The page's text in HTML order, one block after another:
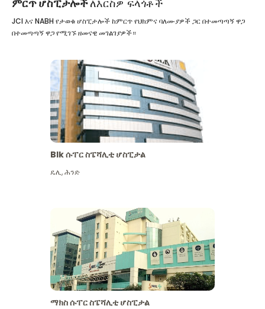
ምርጥ ሆስፒታሎችለእርስዎ ፍላጎቶች
JCI እና NABH የታወቁ ሆስፒታሎች ከምርጥ የህክምና ባለሙያዎች ጋር በተመጣጣኝ ዋጋ
በተመጣጣኝ ዋጋ የሚገኙ ዘመናዊ መገልገያዎች።
Blk ሱፐር ስፔሻሊቲ ሆስፒታል
ዴሊ,ሕንድ
ማክስ ሱፐር ስፔሻሊቲ ሆስፒታል